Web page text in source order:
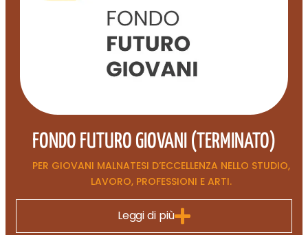
FONDO FUTURO GIOVANI (TERMINATO)
PER GIOVANI MALNATESI D’ECCELLENZA NELLO STUDIO,
LAVORO, PROFESSIONI E ARTI.
Leggi di più